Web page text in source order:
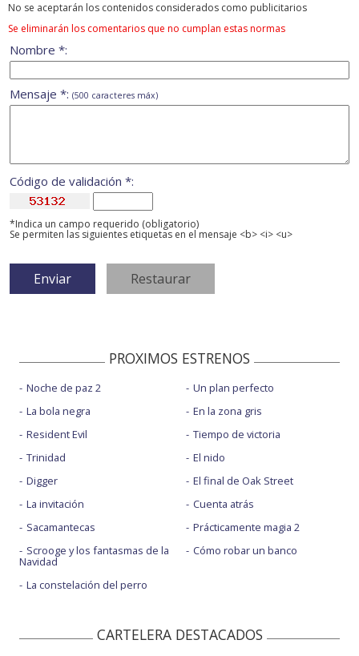
No se aceptarán los contenidos considerados como publicitarios
Se eliminarán los comentarios que no cumplan estas normas
Nombre *:
Mensaje *: (500 caracteres máx)
Código de validación *:
*Indica un campo requerido (obligatorio)
Se permiten las siguientes etiquetas en el mensaje <b> <i> <u>
PROXIMOS ESTRENOS
Noche de paz 2
La bola negra
Resident Evil
Trinidad
Digger
La invitación
Sacamantecas
Scrooge y los fantasmas de la
Navidad
La constelación del perro
Un plan perfecto
En la zona gris
Tiempo de victoria
El nido
El final de Oak Street
Cuenta atrás
Prácticamente magia 2
Cómo robar un banco
CARTELERA DESTACADOS